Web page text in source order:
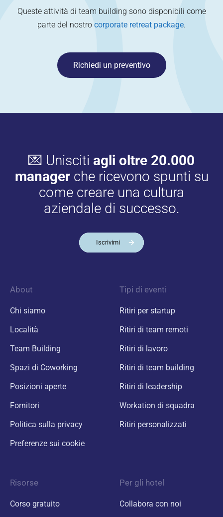
Queste attività di team building sono disponibili come
parte del nostro corporate retreat package.
Richiedi un preventivo
💌 Unisciti agli oltre 20.000
managerche ricevono spunti su
come creare una cultura
aziendale di successo.
Iscrivimi
About
Chi siamo
Località
Team Building
Spazi di Coworking
Posizioni aperte
Fornitori
Politica sulla privacy
Preferenze sui cookie
Tipi di eventi
Ritiri per startup
Ritiri di team remoti
Ritiri di lavoro
Ritiri di team building
Ritiri di leadership
Workation di squadra
Ritiri personalizzati
Risorse
Corso gratuito
Per gli hotel
Collabora con noi